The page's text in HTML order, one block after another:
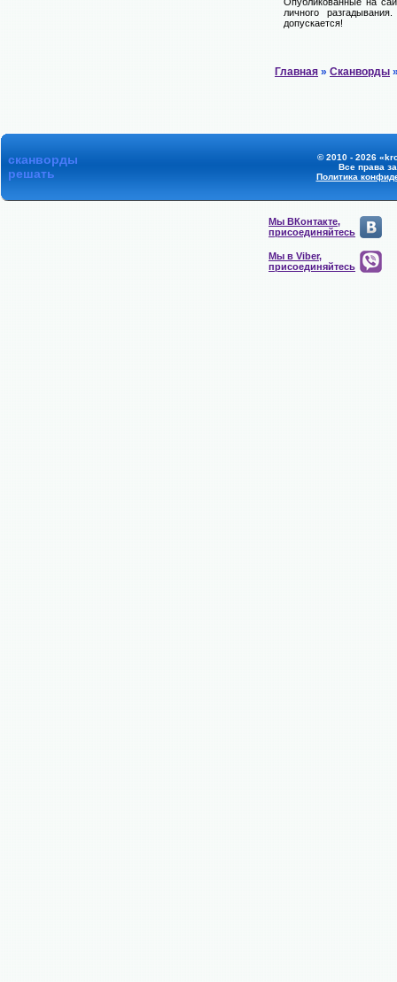
личного
допускается!
Главная » Сканворды
сканворды
решать
© 2010 - 2026
Все права
Политика
Мы ВКонтакте,
присоединяйтесь
Мы в Viber,
присоединяйтесь